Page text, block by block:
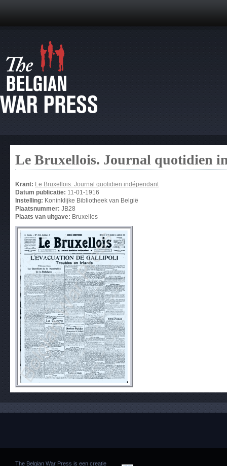
Le Bruxellois. Journal quotidien
Krant: Le Bruxellois. Journal quotidien indépendant
Datum publicatie: 11-01-1916
Instelling: Koninklijke Bibliotheek van België
Plaatsnummer: JB28
Plaats van uitgave: Bruxelles
The Belgian War Press is een creatie